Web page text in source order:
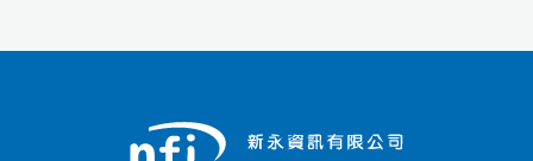
Automake實用程序，
Fujitsu的WinFDB